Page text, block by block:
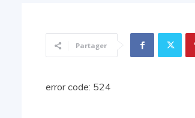
Partager
error code: 524